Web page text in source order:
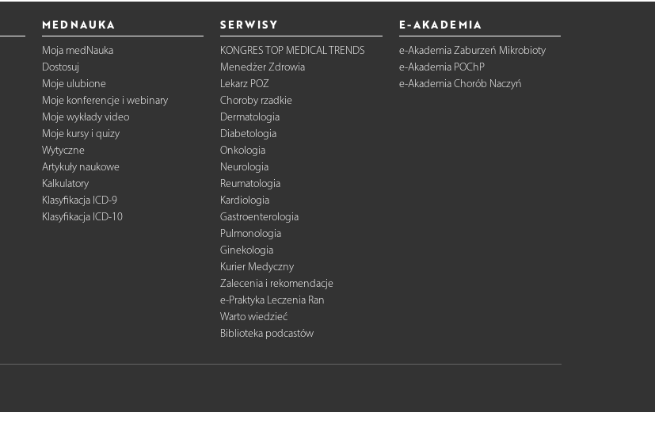
MEDNAUKA
Moja medNauka
Dostosuj
Moje ulubione
Moje konferencje i webinary
Moje wykłady video
Moje kursy i quizy
Wytyczne
Artykuły naukowe
Kalkulatory
Klasyfikacja ICD-9
Klasyfikacja ICD-10
SERWISY
KONGRES TOP MEDICAL TRENDS
Menedżer Zdrowia
Lekarz POZ
Choroby rzadkie
Dermatologia
Diabetologia
Onkologia
Neurologia
Reumatologia
Kardiologia
Gastroenterologia
Pulmonologia
Ginekologia
Kurier Medyczny
Zalecenia i rekomendacje
e-Praktyka Leczenia Ran
Warto wiedzieć
Biblioteka podcastów
E-AKADEMIA
e-Akademia Zaburzeń Mikrobioty
e-Akademia POChP
e-Akademia Chorób Naczyń